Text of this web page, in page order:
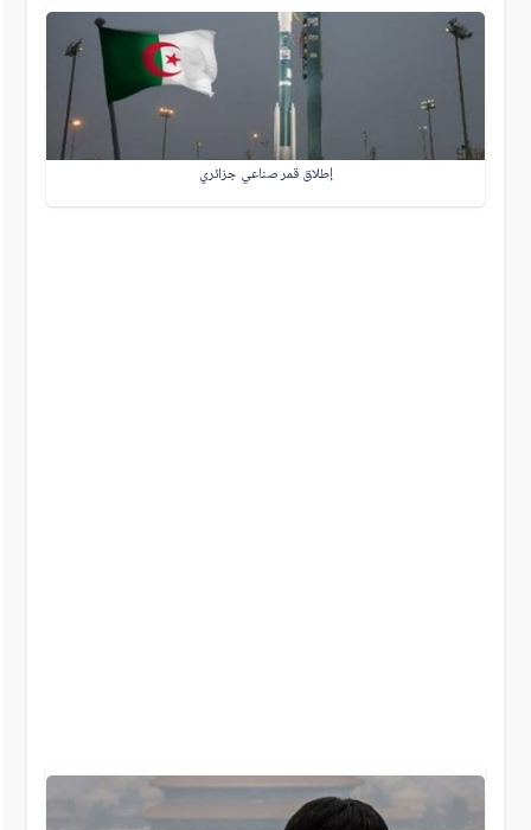
إطلاق قمر صناعي جزائري